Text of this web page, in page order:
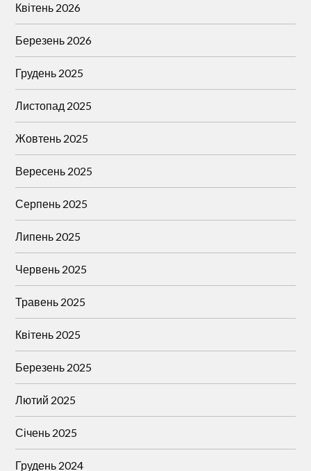
Квітень 2026
Березень 2026
Грудень 2025
Листопад 2025
Жовтень 2025
Вересень 2025
Серпень 2025
Липень 2025
Червень 2025
Травень 2025
Квітень 2025
Березень 2025
Лютий 2025
Січень 2025
Грудень 2024